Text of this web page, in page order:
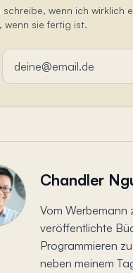
schreibe, wenn ich wirklich
wenn sie fertig ist.
E-Mail-Adresse
Chandler
Vom Werbemann
veröffentlichte
Programmieren
neben meinem